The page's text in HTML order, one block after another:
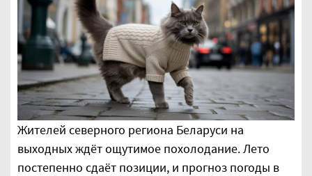
Жителей северного региона Беларуси на
выходных ждёт ощутимое похолодание. Лето
постепенно сдаёт позиции, и прогноз погоды в